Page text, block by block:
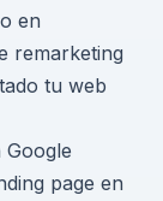
en
remarketing
tu web
Google
page en